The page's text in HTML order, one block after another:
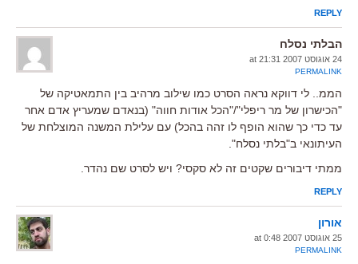
REPLY
הבלתי נסלח
24 אוגוסט 2007 at 21:31
PERMALINK
הממ.. לי דווקא נראה הסרט כמו שילוב מרהיב בין התמאטיקה של
"הכישרון של מר ריפלי"/"הכל אודות חווה" (בנאדם שמעריץ אדם אחר
עד כדי כך שהוא הופף לו זהה בהכל) עם עלילת המשנה המוצלחת של
העיתונאי ב"בלתי נסלח".
ממתי דיבורים שקטים זה לא סקסי? ויש לסרט שם נהדר.
REPLY
אורון
25 אוגוסט 2007 at 0:48
PERMALINK